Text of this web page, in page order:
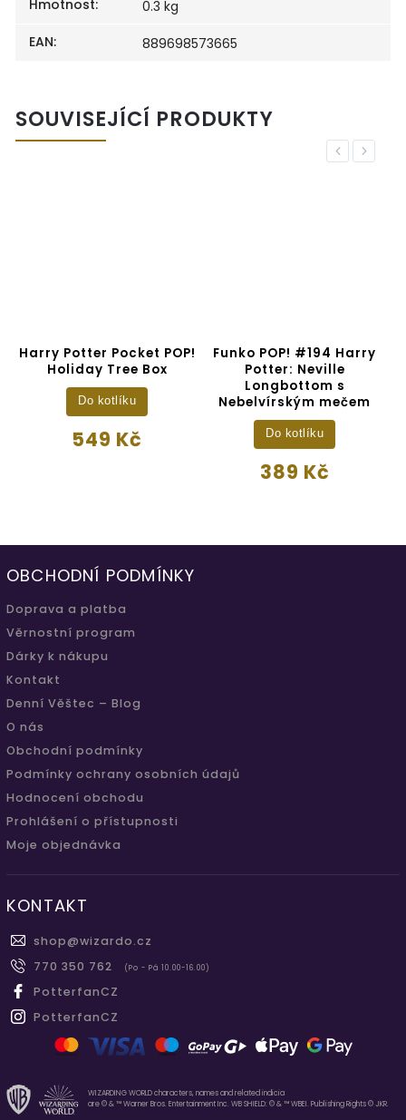
Hmotnost:
0.3 kg
EAN: 889698573665
SOUVISEJÍCÍ PRODUKTY
Previous
Harry Potter Pocket POP!
Holiday Tree Box
549 Kč
Do kotlíku
Funko POP! #194 Harry
Potter: Neville
Longbottom s
Nebelvírským mečem
389 Kč
Do kotlíku
Next
OBCHODNÍ PODMÍNKY
Doprava a platba
Věrnostní program
Dárky k nákupu
Kontakt
Denní Věštec – Blog
O nás
Obchodní podmínky
Podmínky ochrany osobních údajů
Hodnocení obchodu
Prohlášení o přístupnosti
Moje objednávka
KONTAKT
shop@wizardo.cz
770 350 762
(Po - Pá 10.00-16.00)
PotterfanCZ
PotterfanCZ
WIZARDING WORLD characters, names and related indicia
are © & ™ Warner Bros. Entertainment Inc. WB SHIELD: © & ™ WBEI. Publishing Rights © JKR.